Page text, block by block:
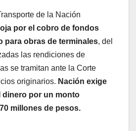
de la Nación
por el cobro de fondos
para obras de terminales, del
las rendiciones de
se tramitan ante la Corte
originarios. Nación exige
dinero por un monto
millones de pesos.